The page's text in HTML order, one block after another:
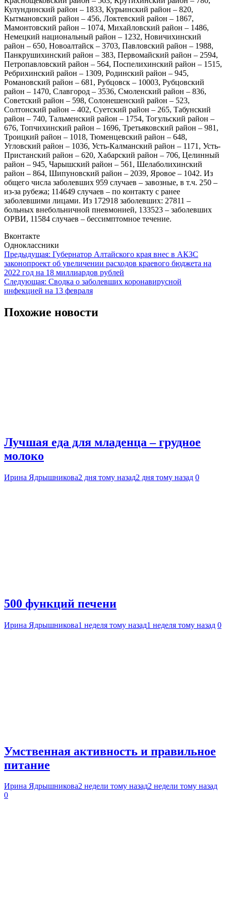
Кулундинский район – 1833, Курьинский район – 820,
Кытмановский район – 456, Локтевский район – 1867,
Мамонтовский район – 1074, Михайловский район – 1486,
Немецкий национальный район – 1232, Новичихинский
район – 650, Новоалтайск – 3703, Павловский район – 1988,
Панкрушихинский район – 383, Первомайский район – 2594,
Петропавловский район – 564, Поспелихинский район – 1515,
Ребрихинский район – 1309, Родинский район – 945,
Романовский район – 681, Рубцовск – 10003, Рубцовский
район – 1470, Славгород – 3536, Смоленский район – 836,
Советский район – 598, Солонешенский район – 523,
Солтонский район – 402, Суетский район – 265, Табунский
район – 740, Тальменский район – 1754, Тогульский район –
676, Топчихинский район – 1696, Третьяковский район – 981,
Троицкий район – 1018, Тюменцевский район – 648,
Угловский район – 1036, Усть-Калманский район – 1171, Усть-
Пристанский район – 620, Хабарский район – 706, Целинный
район – 945, Чарышский район – 561, Шелаболихинский
район – 864, Шипуновский район – 2039, Яровое – 1042. Из
общего числа заболевших 959 случаев – завозные, в т.ч. 250 –
из-за рубежа; 114649 случаев – по контакту с ранее
заболевшими лицами. Из 172918 заболевших: 27811 –
больных внебольничной пневмонией, 133523 – заболевших
ОРВИ, 11584 случаев – бессимптомное течение.
Вконтакте
Одноклассники
Навигация
по
записям
Предыдущая: Губернатор Алтайского края внес в АКЗС
законопроект об увеличении расходов краевого бюджета на
2022 год на 18 миллиардов рублей
Следующая: Сводка о заболевших коронавирусной
инфекцией на 13 февраля
Похожие новости
Лучшая еда для младенца – грудное
молоко
Ирина Ядрышникова2 дня тому назад2 дня тому назад 0
500 функций печени
Ирина Ядрышникова1 неделя тому назад1 неделя тому назад 0
Умственная активность и правильное
питание
Ирина Ядрышникова2 недели тому назад2 недели тому назад
0